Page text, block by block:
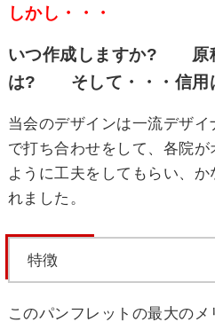
しかし・・・
いつ作成しますか?
は? そして・・・信用
当会のデザインは一流デザ
で打ち合わせをして、各院
ように工夫をしてもらい、
れました。
特徴
このパンフレットの最大の